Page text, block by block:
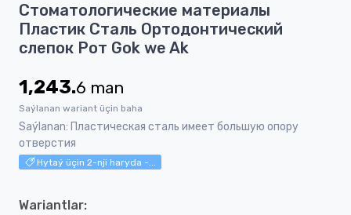
1
of
5
Стоматологические материалы
Пластик Сталь Ортодонтический
слепок Рот Gok we Ak
1,243.6 man
Saýlanan wariant üçin baha
Saýlanan: Пластическая сталь имеет большую опору
отверстия
Hytaý üçin 2-nji haryda -...
Wariantlar: